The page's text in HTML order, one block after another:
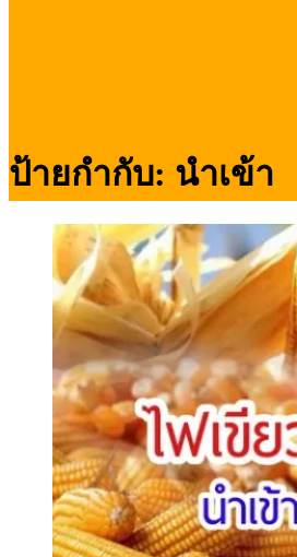
ป้ายกำกับ: นำเข้า